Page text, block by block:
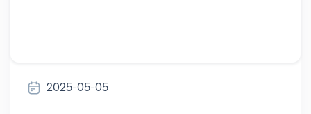
2025-05-05